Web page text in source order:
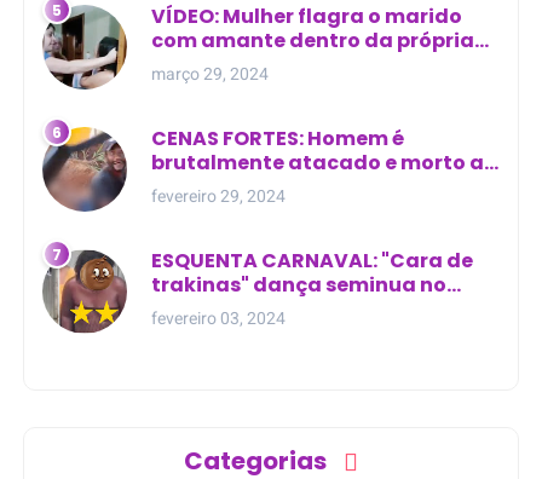
VÍDEO: Mulher flagra o marido
com amante dentro da própria
residência
março 29, 2024
CENAS FORTES: Homem é
brutalmente atacado e morto a
golpes de facão em joão lisboa
fevereiro 29, 2024
ESQUENTA CARNAVAL: "Cara de
trakinas" dança seminua no
meio da rua na Bahia
fevereiro 03, 2024
Categorias